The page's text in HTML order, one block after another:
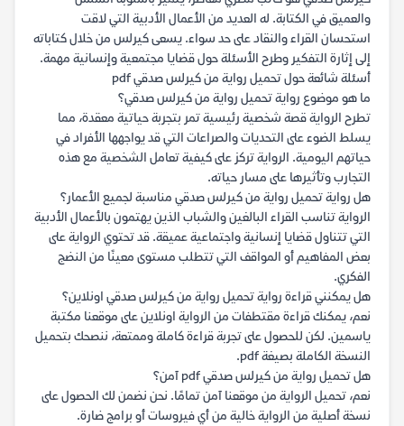
والعميق في الكتابة. له العديد من الأعمال الأدبية التي لاقت
استحسان القراء والنقاد على حد سواء. يسعى كيرلس من خلال كتاباته
إلى إثارة التفكير وطرح الأسئلة حول قضايا مجتمعية وإنسانية مهمة.
أسئلة شائعة حول تحميل رواية من كيرلس صدقي pdf
ما هو موضوع رواية تحميل رواية من كيرلس صدقي؟
تطرح الرواية قصة شخصية رئيسية تمر بتجربة حياتية معقدة، مما
يسلط الضوء على التحديات والصراعات التي قد يواجهها الأفراد في
حياتهم اليومية. الرواية تركز على كيفية تعامل الشخصية مع هذه
التجارب وتأثيرها على مسار حياته.
هل رواية تحميل رواية من كيرلس صدقي مناسبة لجميع الأعمار؟
الرواية تناسب القراء البالغين والشباب الذين يهتمون بالأعمال الأدبية
التي تتناول قضايا إنسانية واجتماعية عميقة. قد تحتوي الرواية على
بعض المفاهيم أو المواقف التي تتطلب مستوى معينًا من النضج
الفكري.
هل يمكنني قراءة رواية تحميل رواية من كيرلس صدقي اونلاين؟
نعم، يمكنك قراءة مقتطفات من الرواية اونلاين على موقعنا مكتبة
ياسمين. لكن للحصول على تجربة قراءة كاملة وممتعة، ننصحك بتحميل
النسخة الكاملة بصيغة pdf.
هل تحميل رواية من كيرلس صدقي pdf آمن؟
نعم، تحميل الرواية من موقعنا آمن تمامًا. نحن نضمن لك الحصول على
نسخة أصلية من الرواية خالية من أي فيروسات أو برامج ضارة.